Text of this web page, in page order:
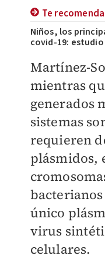
Te
Niños, los
covid-19: estudio
Martínez-
mientras
generados
sistemas
requieren
plásmidos,
único
virus
celulares.